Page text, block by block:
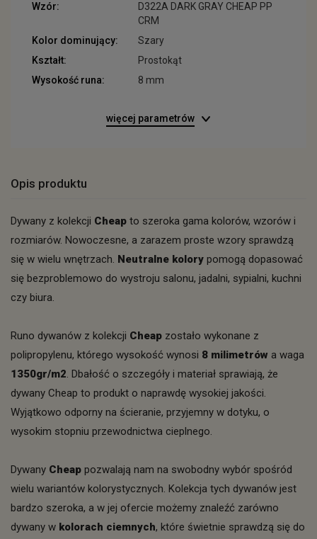
Wzór:
D322A DARK GRAY CHEAP PP
CRM
Kolor dominujący:
Szary
Kształt:
Prostokąt
Wysokość runa:
8 mm
więcej parametrów
Opis produktu
Dywany z kolekcji Cheap to szeroka gama kolorów, wzorów i
rozmiarów. Nowoczesne, a zarazem proste wzory sprawdzą
się w wielu wnętrzach. Neutralne kolory pomogą dopasować
się bezproblemowo do wystroju salonu, jadalni, sypialni, kuchni
czy biura.
Runo dywanów z kolekcji Cheap zostało wykonane z
polipropylenu, którego wysokość wynosi 8 milimetrów a waga
1350gr/m2. Dbałość o szczegóły i materiał sprawiają, że
dywany Cheap to produkt o naprawdę wysokiej jakości.
Wyjątkowo odporny na ścieranie, przyjemny w dotyku, o
wysokim stopniu przewodnictwa cieplnego.
Dywany Cheap pozwalają nam na swobodny wybór spośród
wielu wariantów kolorystycznych. Kolekcja tych dywanów jest
bardzo szeroka, a w jej ofercie możemy znaleźć zarówno
dywany w kolorach ciemnych, które świetnie sprawdzą się do